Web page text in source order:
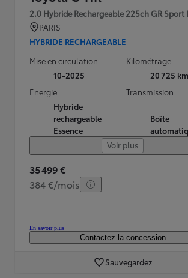
2.0 Hybride Rechargeable 225ch GR Sport
PARIS
HYBRIDE RECHARGEABLE
Mise en circulation
10-2025
Kilométrage
20 725 km
Energie
Hybride
rechargeable
Essence
Transmission
Boîte
Voir plus
35 499 €
384 €/mois
En savoir plus
Contactez la concession
Sauvegardez